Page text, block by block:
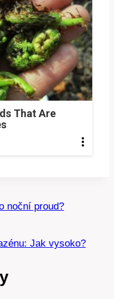
That Are
noční proud?
Jak vysoko?